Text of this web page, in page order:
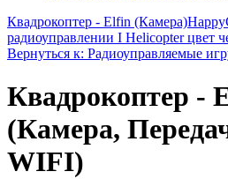
Квадрокоптер - Elfin (Камера)
радиоуправлении I Helicopter цвет
Вернуться к: Радиоуправляемые
Квадрокоптер -
(Камера,
WIFI)